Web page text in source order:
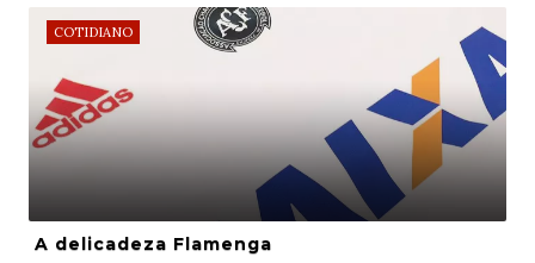
COTIDIANO
A delicadeza Flamenga